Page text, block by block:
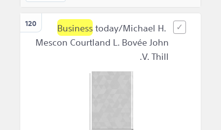
120 Businesstoday/Michael H.
Mescon Courtland L. Bovée John
V. Thill.